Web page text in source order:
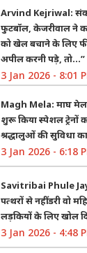
Arvind Kejriwal:
फुटबॉल, केजरीवाल ने
को खेल बचाने के लिए
अपील करनी पड़े, तो…”
3 Jan 2026 - 8:01
Magh Mela: माघ
शुरू किया स्पेशल ट्रेनों
श्रद्धालुओं की सुविधा
3 Jan 2026 - 6:18
Savitribai Phule
पत्थरों से नहीं डरी वो
लड़कियों के लिए खोल
3 Jan 2026 - 4:48